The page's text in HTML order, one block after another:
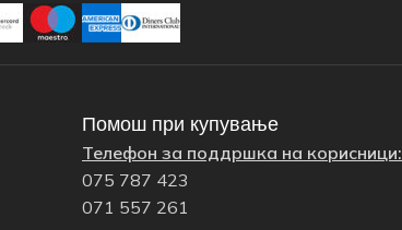
Помош при купување
Телефон за поддршка на корисници:
075 787 423
071 557 261